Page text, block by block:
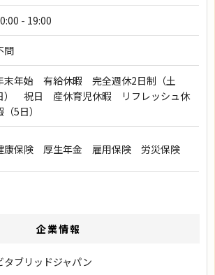
- 19:00
問
末年始 有給休暇 完全週休2日制（土
） 祝日 産休育児休暇 リフレッシュ休
（5日）
康保険 厚生年金 雇用保険 労災保険
企業情報
タブリッドジャパン